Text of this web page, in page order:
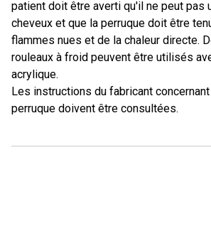
patient doit être averti qu'il ne peut pas
cheveux et que la perruque doit être
flammes nues et de la chaleur directe.
rouleaux à froid peuvent être utilisés
acrylique.
Les instructions du fabricant
perruque doivent être consultées.